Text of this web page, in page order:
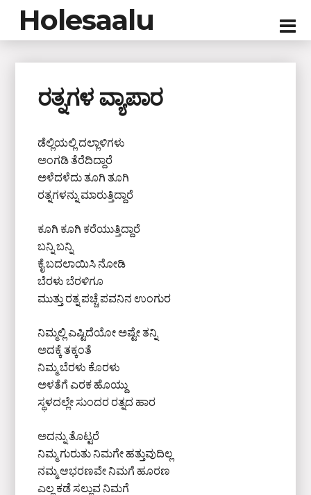
Holesaalu
ರತ್ನಗಳ ವ್ಯಾಪಾರ
ಡೆಲ್ಲಿಯಲ್ಲಿ ದಲ್ಲಾಳಿಗಳು
ಅಂಗಡಿ ತೆರೆದಿದ್ದಾರೆ
ಅಳೆದಳೆದು ತೂಗಿ ತೂಗಿ
ರತ್ನಗಳನ್ನು ಮಾರುತ್ತಿದ್ದಾರೆ
ಕೂಗಿ ಕೂಗಿ ಕರೆಯುತ್ತಿದ್ದಾರೆ
ಬನ್ನಿ ಬನ್ನಿ
ಕೈ ಬದಲಾಯಿಸಿ ನೋಡಿ
ಬೆರಳು ಬೆರಳಿಗೂ
ಮುತ್ತು ರತ್ನ ಪಚ್ಚೆ ಪವನಿನ ಉಂಗುರ
ನಿಮ್ಮಲ್ಲಿ ಎಷ್ಟಿದೆಯೋ ಅಷ್ಟೇ ತನ್ನಿ
ಅದಕ್ಕೆ ತಕ್ಕಂತೆ
ನಿಮ್ಮ ಬೆರಳು ಕೊರಳು
ಅಳತೆಗೆ ಎರಕ ಹೊಯ್ದು
ಸ್ಥಳದಲ್ಲೇ ಸುಂದರ ರತ್ನದ ಹಾರ
ಅದನ್ನು ತೊಟ್ಟರೆ
ನಿಮ್ಮ ಗುರುತು ನಿಮಗೇ ಹತ್ತುವುದಿಲ್ಲ
ನಮ್ಮ ಆಭರಣವೇ ನಿಮಗೆ ಹೂರಣ
ಎಲ್ಲ ಕಡೆ ಸಲ್ಲುವ ನಿಮಗೆ